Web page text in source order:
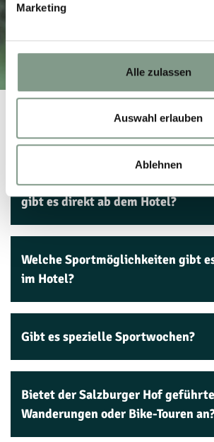
Marketing
Alle zulassen
Auswahl erlauben
Ablehnen
Welche Sport- und
gibt es direkt ab dem Hotel?
Welche Sportmöglichkeiten gibt
im Hotel?
Gibt es spezielle Sportwochen?
Bietet der Salzburger Hof geführte
Wanderungen oder Bike-Touren